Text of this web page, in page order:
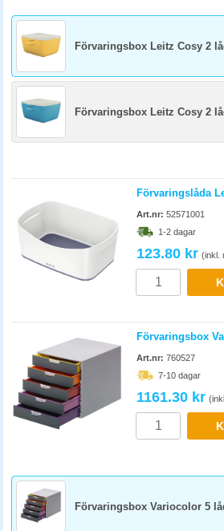
Förvaringsbox Leitz Cosy 2
Förvaringsbox Leitz Cosy 2
Förvaringslåda
Art.nr: 52571001
1-2 dagar
123.80 kr (inkl.
Förvaringsbox
Art.nr: 760527
7-10 dagar
1161.30 kr
Förvaringsbox Variocolor 5